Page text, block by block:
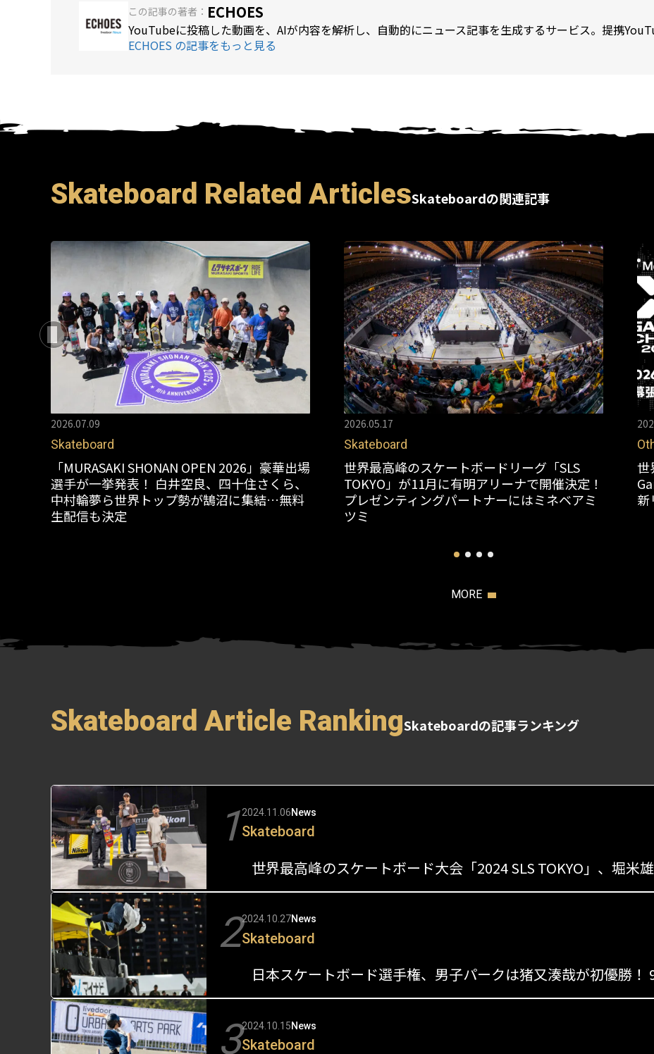
この記事の著者： ECHOES
YouTubeに投稿した動画を、AIが内容を解析し、自動的にニュース記事を生成するサービス。提携
ECHOES の記事をもっと見る
Skateboard Related ArticlesSkateboardの関連記事
2026.07.09
Skateboard
「MURASAKI SHONAN OPEN 2026」豪華出場
選手が一挙発表！ 白井空良、四十住さくら、
中村輪夢ら世界トップ勢が鵠沼に集結…無料
生配信も決定
2026.05.17
Skateboard
世界最高峰のスケートボードリーグ「SLS
TOKYO」が11月に有明アリーナで開催決定！
プレゼンティングパートナーにはミネベアミ
ツミ
世
新
MORE
Skateboard Article RankingSkateboardの記事ランキング
12024.11.06News
Skateboard
世界最高峰のスケートボード大会「2024 SLS TOKYO」、堀米
22024.10.27News
Skateboard
32024.10.15News
Skateboard